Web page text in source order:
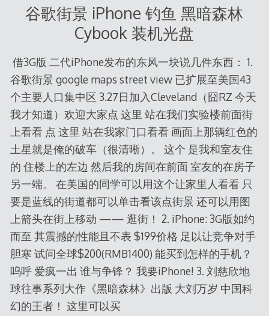
谷歌街景 iPhone 钓鱼 黑暗森林
Cybook 装机光盘
借3G版 二代iPhone发布的东风一块说几件东西： 1.
谷歌街景 google maps street view 已扩展至美国43
个主要人口集中区 3.27日加入Cleveland（囧RZ 今天
我才知道）欢迎大家点 这里 站在我们实验楼前面街
上看看 点 这里 站在我家门口看看 画面上那辆红色的
土星就是俺的破车（很清晰）。 这个 是我和室友住
的 住楼上的左边 然后我的房间在前面 室友的在房子
另一端。 在美国的同学可以用这个让家里人看看 只
要是蓝线的街道都可以单击看该点街景 还可以用图
上箭头在街上移动 —— 逛街！ 2. iPhone: 3G版如约
而至 其震撼的性能且不表 $199价格 足以让竞争对手
胆寒 试问全球$200(RMB1400) 能买到怎样的手机？
呜呼 爱疯一出 谁与争锋？ 我要iPhone! 3. 刘慈欣地
球往事系列大作《黑暗森林》出版 大刘万岁 中国科
幻的王者！ 这里可以买